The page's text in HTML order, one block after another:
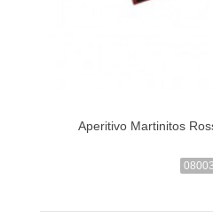
Aperitivo Martinitos
08003